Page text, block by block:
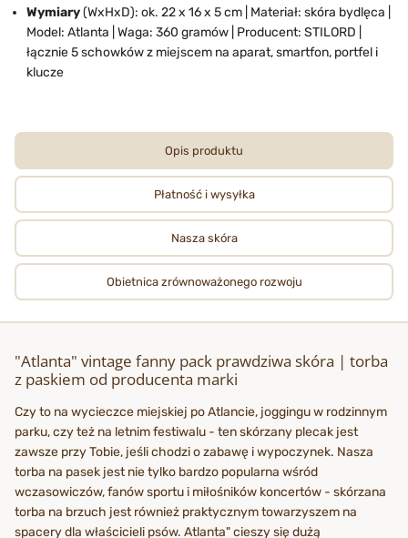
Wymiary(WxHxD): ok. 22 x 16 x 5 cm | Materiał: skóra bydlęca |
Model: Atlanta | Waga: 360 gramów | Producent: STILORD |
łącznie 5 schowków z miejscem na aparat, smartfon, portfel i
klucze
Opis produktu
Płatność i wysyłka
Nasza skóra
Obietnica zrównoważonego rozwoju
"Atlanta" vintage fanny pack prawdziwa skóra | torba
z paskiem od producenta marki
Czy to na wycieczce miejskiej po Atlancie, joggingu w rodzinnym
parku, czy też na letnim festiwalu - ten skórzany plecak jest
zawsze przy Tobie, jeśli chodzi o zabawę i wypoczynek. Nasza
torba na pasek jest nie tylko bardzo popularna wśród
wczasowiczów, fanów sportu i miłośników koncertów - skórzana
torba na brzuch jest również praktycznym towarzyszem na
spacery dla właścicieli psów. Atlanta" cieszy się dużą